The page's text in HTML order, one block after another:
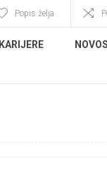
Popis želja
KARIJERE